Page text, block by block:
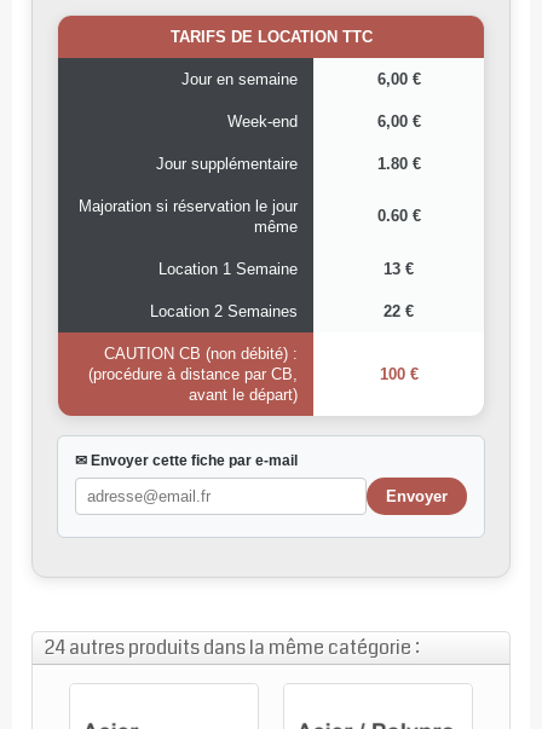
TARIFS DE LOCATION TTC
Jour en semaine 6,00 €
Week-end 6,00 €
Jour supplémentaire 1.80 €
Majoration si réservation le jour
même
0.60 €
Location 1 Semaine 13 €
Location 2 Semaines 22 €
CAUTION CB (non débité) :
(procédure à distance par CB,
avant le départ)
100 €
✉ Envoyer cette fiche par e-mail
24 autres produits dans la même catégorie :